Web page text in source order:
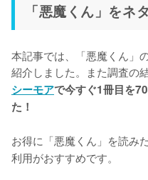
「悪魔くん」をネ
本記事では、「悪魔くん」
紹介しました。また調査の
シーモアで今すぐ1冊目を
た！
お得に「悪魔くん」を読みた
利用がおすすめです。